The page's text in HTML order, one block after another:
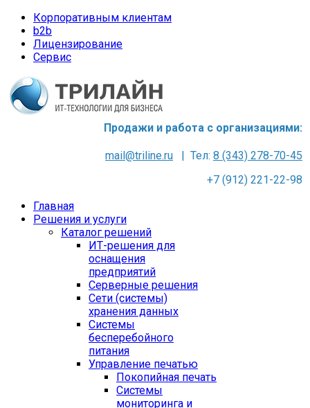
Корпоративным клиентам
b2b
Лицензирование
Сервис
Продажи и работа с организациями:
mail@triline.ru | Тел: 8 (343) 278-70-45
+7 (912) 221-22-98
Главная
Решения и услуги
Каталог решений
ИТ-решения для
оснащения
предприятий
Серверные решения
Сети (системы)
хранения данных
Системы
бесперебойного
питания
Управление печатью
Покопийная печать
Системы
мониторинга и